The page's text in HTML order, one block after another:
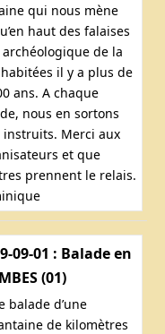
qui nous mène
haut des falaises
archéologique de la
habitées il y a plus de
ans. A chaque
nous en sortons
instruits. Merci aux
et que
prennent le relais.
09-01 : Balade en
(01)
balade d’une
de kilomètres